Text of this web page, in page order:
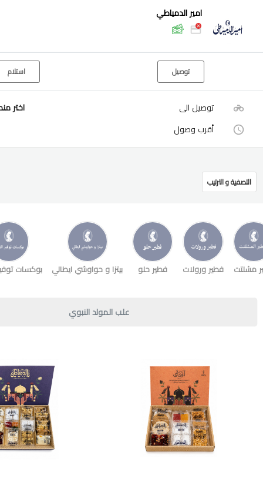
امير الدمياطي
توصيل استلام
توصيل الى اختر
أقرب وصول
التصفية و الترتيب
مشلتت فطير ورولات فطير حلو بيتزا و حواوشي ايطالي بوكسات
علب المولد النبوي